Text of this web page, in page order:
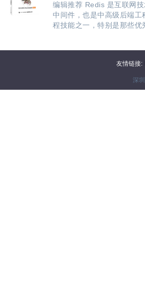
编辑推荐 Redis 是互联网
中间件，也是中高级后端工
程技能之一，特别是那些优
友情链接:
深